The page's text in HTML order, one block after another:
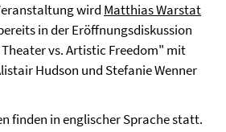
wird Matthias Warstat
in der Eröffnungsdiskussion
vs. Artistic Freedom" mit
Hudson und Stefanie Wenner
finden in englischer Sprache statt.